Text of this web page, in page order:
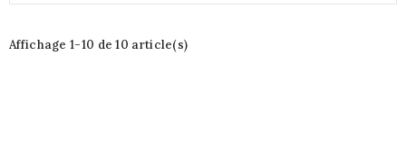
Affichage 1-10 de 10 article(s)